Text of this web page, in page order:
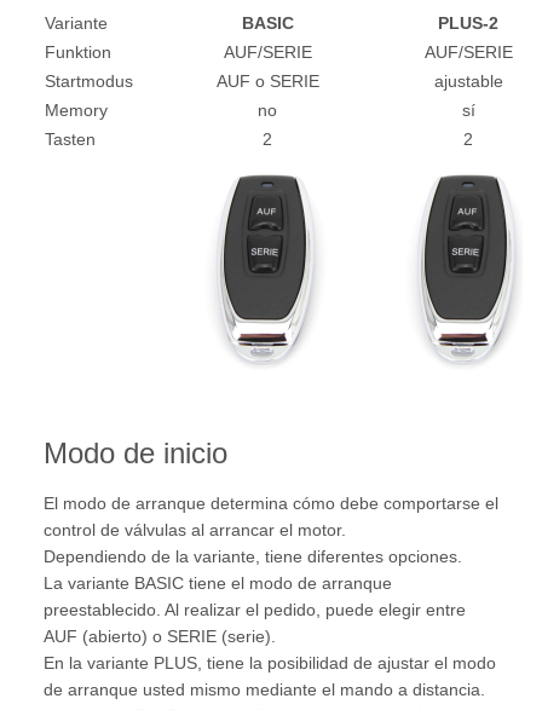
Variante BASIC
PLUS-2
Funktion
AUF/SERIE
AUF/SERIE
Startmodus
AUF o SERIE
ajustable
Memory
no
sí
Tasten
2 2
Modo de inicio
El modo de arranque determina cómo debe comportarse el
control de válvulas al arrancar el motor.
Dependiendo de la variante, tiene diferentes opciones.
La variante BASIC tiene el modo de arranque
preestablecido. Al realizar el pedido, puede elegir entre
AUF (abierto) o SERIE (serie).
En la variante PLUS, tiene la posibilidad de ajustar el modo
de arranque usted mismo mediante el mando a distancia.